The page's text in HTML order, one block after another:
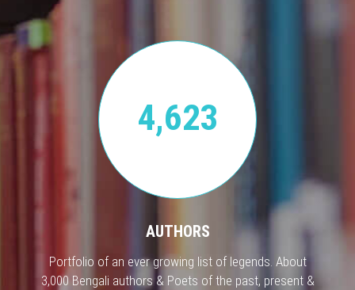
4,623
AUTHORS
Portfolio of an ever growing list of legends. About
3,000 Bengali authors & Poets of the past, present &